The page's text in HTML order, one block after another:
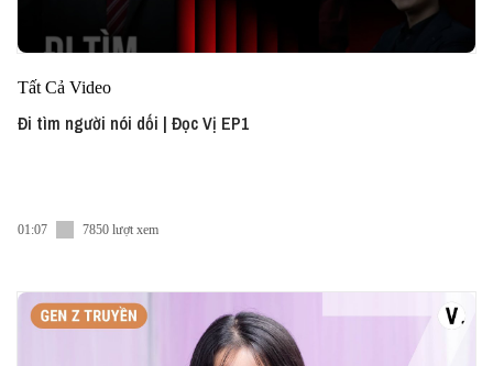
Tất Cả Video
Đi tìm người nói dối | Đọc Vị EP1
01:07 7850 lượt xem